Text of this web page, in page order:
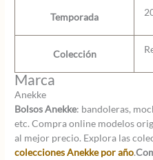
Temporada
Colección
Marca
Anekke
Bolsos Anekke: bandoleras,
etc. Compra online modelos
al mejor precio. Explora las
colecciones Anekke por año.